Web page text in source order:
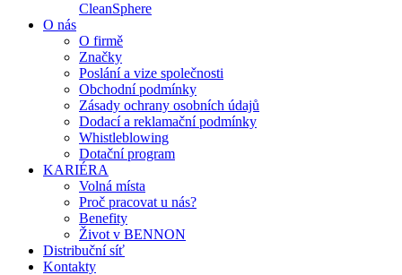
CleanSphere
O nás
O firmě
Značky
Poslání a vize společnosti
Obchodní podmínky
Zásady ochrany osobních údajů
Dodací a reklamační podmínky
Whistleblowing
Dotační program
KARIÉRA
Volná místa
Proč pracovat u nás?
Benefity
Život v BENNON
Distribuční síť
Kontakty